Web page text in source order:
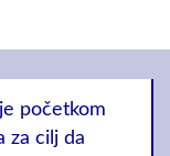
početkom
za cilj da